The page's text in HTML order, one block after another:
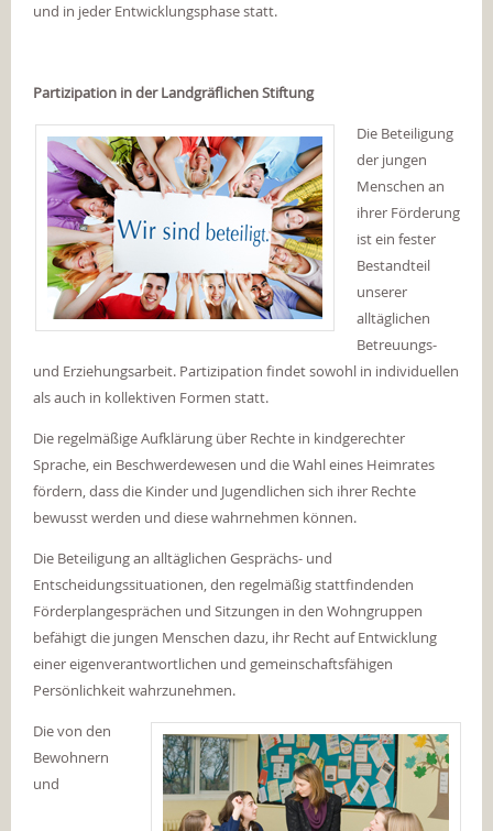
und in jeder Entwicklungsphase statt.
Partizipation in der Landgräflichen Stiftung
Die Beteiligung
der jungen
Menschen an
ihrer Förderung
ist ein fester
Bestandteil
unserer
alltäglichen
Betreuungs-
und Erziehungsarbeit. Partizipation findet sowohl in individuellen
als auch in kollektiven Formen statt.
Die regelmäßige Aufklärung über Rechte in kindgerechter
Sprache, ein Beschwerdewesen und die Wahl eines Heimrates
fördern, dass die Kinder und Jugendlichen sich ihrer Rechte
bewusst werden und diese wahrnehmen können.
Die Beteiligung an alltäglichen Gesprächs- und
Entscheidungssituationen, den regelmäßig stattfindenden
Förderplangesprächen und Sitzungen in den Wohngruppen
befähigt die jungen Menschen dazu, ihr Recht auf Entwicklung
einer eigenverantwortlichen und gemeinschaftsfähigen
Persönlichkeit wahrzunehmen.
Die von den
Bewohnern
und